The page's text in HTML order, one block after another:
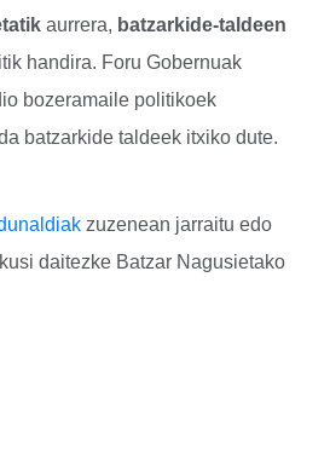
aurrera, batzarkide-taldeen
handira. Foru Gobernuak
bozeramaile politikoek
batzarkide taldeek itxiko dute.
zuzenean jarraitu edo
daitezke Batzar Nagusietako